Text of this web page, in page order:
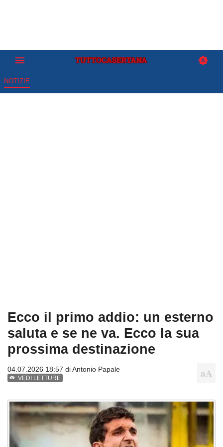
NOTIZIE
Ecco il primo addio: un esterno
saluta e se ne va. Ecco la sua
prossima destinazione
04.07.2026 18:57 diAntonio Papale
VEDI LETTURE